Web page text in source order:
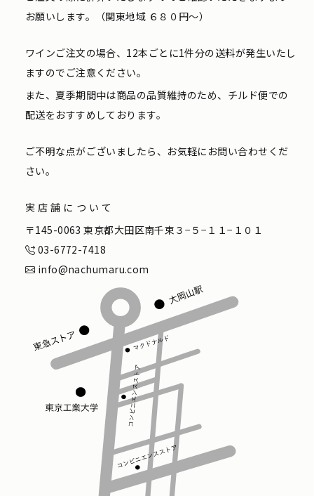
お願いします。（関東地域 ６８０円〜）
ワインご注文の場合、12本ごとに1件分の送料が発生いたし
ますのでご注意ください。
また、夏季期間中は商品の品質維持のため、チルド便での
配送をおすすめしております。
ご不明な点がございましたら、お気軽にお問い合わせくだ
さい。
実店舗について
〒145-0063 東京都大田区南千束３−５−１１−１０１
03-6772-7418
info@nachumaru.com